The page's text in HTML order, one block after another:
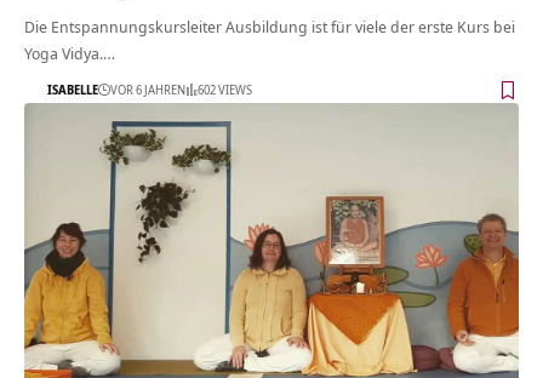
Die Entspannungskursleiter Ausbildung ist für viele der erste Kurs bei
Yoga Vidya.…
ISABELLE VOR 6 JAHREN 602 VIEWS